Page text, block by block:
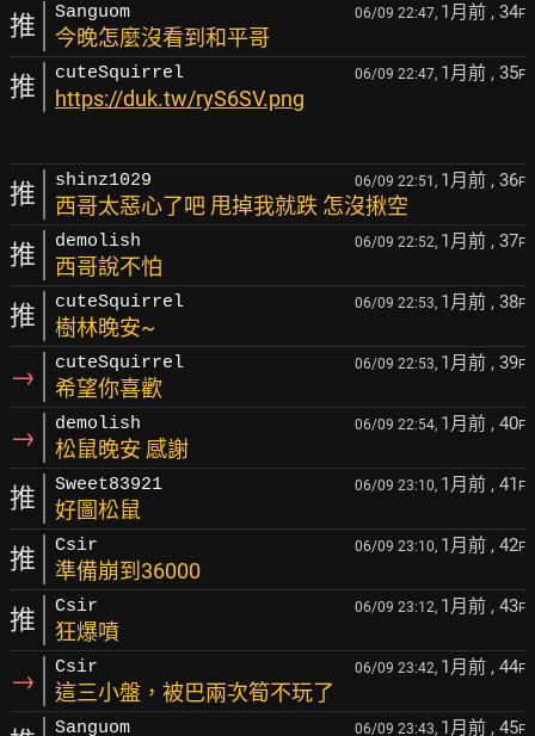
推 Sanguom 06/09 22:47, 1月前 , 34F
今晚怎麼沒看到和平哥
推 cuteSquirrel 06/09 22:47, 1月前 , 35F
https://duk.tw/ryS6SV.png
推 shinz1029 06/09 22:51, 1月前 , 36F
西哥太惡心了吧 甩掉我就跌 怎沒揪空
推 demolish 06/09 22:52, 1月前 , 37F
西哥說不怕
推 cuteSquirrel 06/09 22:53, 1月前 , 38F
樹林晚安~
→ cuteSquirrel 06/09 22:53, 1月前 , 39F
希望你喜歡
→ demolish 06/09 22:54, 1月前 , 40F
松鼠晚安 感謝
推 Sweet83921 06/09 23:10, 1月前 , 41 F
好圖松鼠
推 Csir 06/09 23:10, 1月前 , 42F
準備崩到36000
推 Csir 06/09 23:12, 1月前 , 43F
狂爆噴
→ Csir 06/09 23:42, 1月前 , 44F
這三小盤，被巴兩次筍不玩了
Sanguom 06/09 23:43, 1月前 , 45F